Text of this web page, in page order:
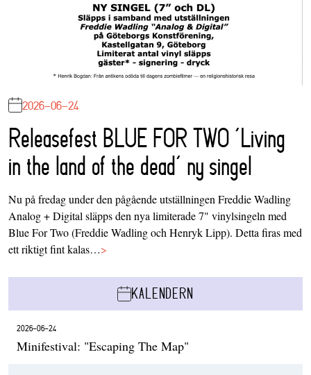
2026-06-24
Releasefest BLUE FOR TWO ‘Living
in the land of the dead’ ny singel
Nu på fredag under den pågående utställningen Freddie Wadling
Analog + Digital släpps den nya limiterade 7" vinylsingeln med
Blue For Two (Freddie Wadling och Henryk Lipp). Detta firas med
ett riktigt fint kalas…>
KALENDERN
2026-06-24
Minifestival: "Escaping The Map"